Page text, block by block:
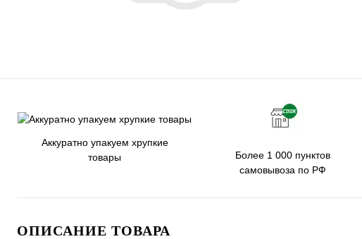
Аккуратно упакуем хрупкие
товары
Более 1 000 пунктов
самовывоза по РФ
ОПИСАНИЕ ТОВАРА